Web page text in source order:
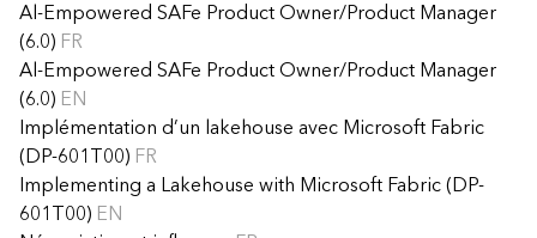
Al-Empowered SAFe Product Owner/Product Manager
(6.0) FR
Al-Empowered SAFe Product Owner/Product Manager
(6.0) EN
Implémentation d’un lakehouse avec Microsoft Fabric
(DP-601T00) FR
Implementing a Lakehouse with Microsoft Fabric (DP-
601T00) EN